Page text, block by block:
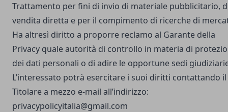
Trattamento per fini di invio di materiale pubblicitario,
vendita diretta e per il compimento di ricerche di
Ha altresì diritto a proporre reclamo al Garante della
Privacy quale autorità di controllo in materia di
dei dati personali o di adire le opportune sedi
L’interessato potrà esercitare i suoi diritti contattando il
Titolare a mezzo e-mail all’indirizzo:
privacypolicyitalia@gmail.com